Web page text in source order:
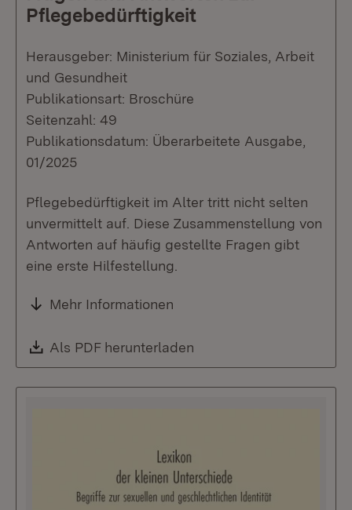
Pflegebedürftigkeit
Herausgeber: Ministerium für Soziales, Arbeit
und Gesundheit
Publikationsart: Broschüre
Seitenzahl: 49
Publikationsdatum: Überarbeitete Ausgabe,
01/2025
Pflegebedürftigkeit im Alter tritt nicht selten
unvermittelt auf. Diese Zusammenstellung von
Antworten auf häufig gestellte Fragen gibt
eine erste Hilfestellung.
Mehr Informationen
Download:
Als PDF herunterladen